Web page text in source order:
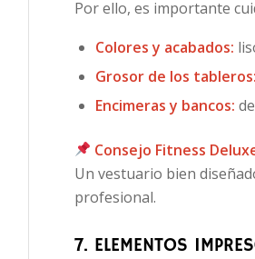
Por ello, es importante
Colores y acabados:
Grosor de los tableros:
Encimeras y bancos:
Consejo Fitness
Un vestuario bien
profesional.
7. ELEMENTOS